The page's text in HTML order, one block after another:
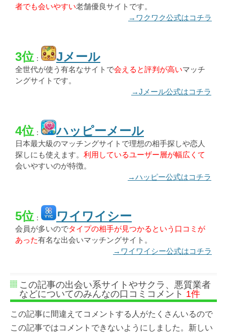
者でも会いやすい老舗優良サイトです。
→ワクワク公式はコチラ
3位 ： Jメール
全世代が使う有名なサイトで会えると評判が高いマッチ
ングサイトです。
→Jメール公式はコチラ
4位 ： ハッピーメール
日本最大級のマッチングサイトで理想の相手探しや恋人
探しにも使えます。 利用しているユーザー層が幅広くて
会いやすいのが特徴。
→ハッピー公式はコチラ
5位 ： ワイワイシー
会員が多いのでタイプの相手が見つかるという口コミが
あった有名な出会いマッチングサイト。
→ワイワイシー公式はコチラ
この記事の出会い系サイトやサクラ、悪質業者
などについてのみんなの口コミコメント 1件
この記事に間違えてコメントする人がたくさんいるので
この記事ではコメントできないようにしました。新しい